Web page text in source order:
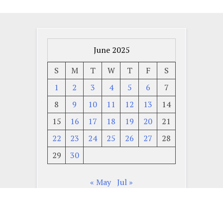
June 2025
S
M T W T F
S
1
2 3 4 5 6
7
8
9 10 11 12 13
14
15
16 17 18 19 20
21
22
23 24 25 26 27
28
29
30
« May Jul »